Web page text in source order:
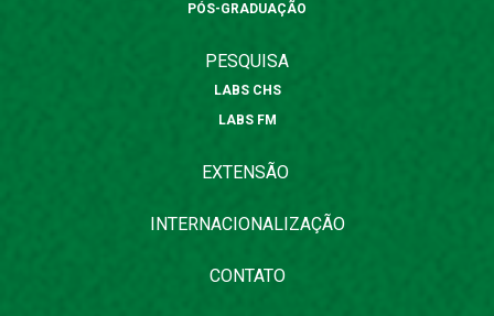
PÓS-GRADUAÇÃO
PESQUISA
LABS CHS
LABS FM
EXTENSÃO
INTERNACIONALIZAÇÃO
CONTATO